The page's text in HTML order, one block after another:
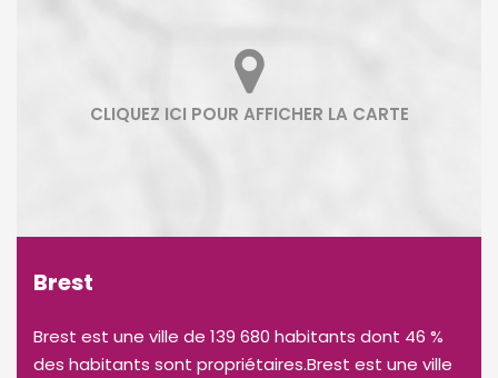
Brest
Brest est une ville de 139 680 habitants dont 46 %
des habitants sont propriétaires.Brest est une ville